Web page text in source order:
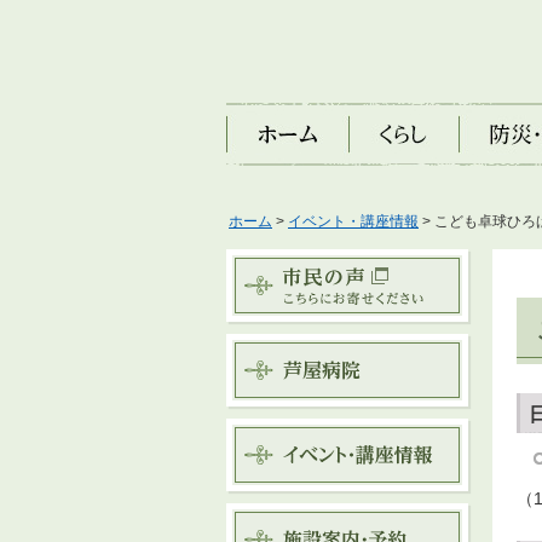
ホーム くらし 防災・安全
ホーム > イベント・講座情報 > こども卓球ひろ